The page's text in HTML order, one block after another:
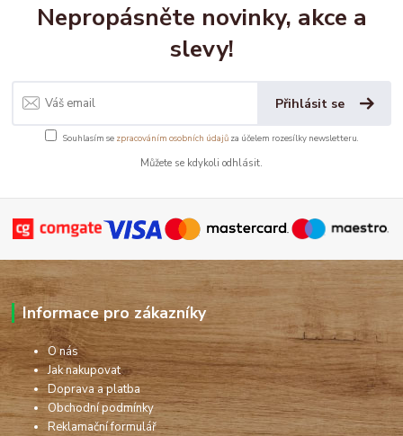
Nepropásněte novinky, akce a
slevy!
Přihlásit se
Souhlasím se zpracováním osobních údajůza účelem rozesílky newsletteru.
Můžete se kdykoli odhlásit.
Informace pro zákazníky
O nás
Jak nakupovat
Doprava a platba
Obchodní podmínky
Reklamační formulář